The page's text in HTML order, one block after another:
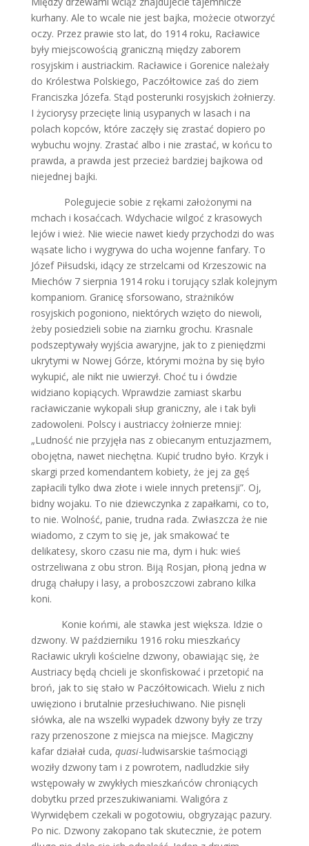
kurhany. Ale to wcale nie jest bajka, możecie otworzyć
oczy. Przez prawie sto lat, do 1914 roku, Racławice
były miejscowością graniczną między zaborem
rosyjskim i austriackim. Racławice i Gorenice należały
do Królestwa Polskiego, Paczółtowice zaś do ziem
Franciszka Józefa. Stąd posterunki rosyjskich żołnierzy.
I życiorysy przecięte linią usypanych w lasach i na
polach kopców, które zaczęły się zrastać dopiero po
wybuchu wojny. Zrastać albo i nie zrastać, w końcu to
prawda, a prawda jest przecież bardziej bajkowa od
niejednej bajki.
Polegujecie sobie z rękami założonymi na
mchach i kosaćcach. Wdychacie wilgoć z krasowych
lejów i wież. Nie wiecie nawet kiedy przychodzi do was
wąsate licho i wygrywa do ucha wojenne fanfary. To
Józef Piłsudski, idący ze strzelcami od Krzeszowic na
Miechów 7 sierpnia 1914 roku i torujący szlak kolejnym
kompaniom. Granicę sforsowano, strażników
rosyjskich pogoniono, niektórych wzięto do niewoli,
żeby posiedzieli sobie na ziarnku grochu. Krasnale
podszeptywały wyjścia awaryjne, jak to z pieniędzmi
ukrytymi w Nowej Górze, którymi można by się było
wykupić, ale nikt nie uwierzył. Choć tu i ówdzie
widziano kopiących. Wprawdzie zamiast skarbu
racławiczanie wykopali słup graniczny, ale i tak byli
zadowoleni. Polscy i austriaccy żołnierze mniej:
„Ludność nie przyjęła nas z obiecanym entuzjazmem,
obojętna, nawet niechętna. Kupić trudno było. Krzyk i
skargi przed komendantem kobiety, że jej za gęś
zapłacili tylko dwa złote i wiele innych pretensji”. Oj,
bidny wojaku. To nie dziewczynka z zapałkami, co to,
to nie. Wolność, panie, trudna rada. Zwłaszcza że nie
wiadomo, z czym to się je, jak smakować te
delikatesy, skoro czasu nie ma, dym i huk: wieś
ostrzeliwana z obu stron. Biją Rosjan, płoną jedna w
drugą chałupy i lasy, a proboszczowi zabrano kilka
koni.
Konie końmi, ale stawka jest większa. Idzie o
dzwony. W październiku 1916 roku mieszkańcy
Racławic ukryli kościelne dzwony, obawiając się, że
Austriacy będą chcieli je skonfiskować i przetopić na
broń, jak to się stało w Paczółtowicach. Wielu z nich
uwięziono i brutalnie przesłuchiwano. Nie pisnęli
słówka, ale na wszelki wypadek dzwony były ze trzy
razy przenoszone z miejsca na miejsce. Magiczny
kafar działał cuda, quasi-ludwisarskie taśmociągi
woziły dzwony tam i z powrotem, nadludzkie siły
wstępowały w zwykłych mieszkańców chroniących
dobytku przed przeszukiwaniami. Waligóra z
Wyrwidębem czekali w pogotowiu, obgryzając pazury.
Po nic. Dzwony zakopano tak skutecznie, że potem